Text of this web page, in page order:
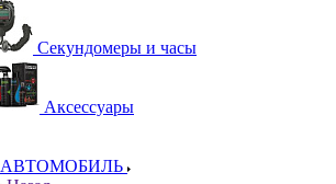
Секундомеры и часы
Аксессуары
АВТОМОБИЛЬ